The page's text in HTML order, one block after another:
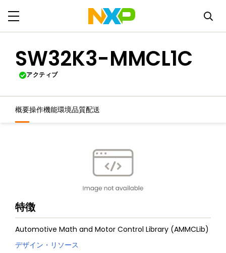
SW32K3-MMCL1C
アクティブ
概要操作機能環境品質配送
特徴
Automotive Math and Motor Control Library (AMMCLib)
デザイン・リソース